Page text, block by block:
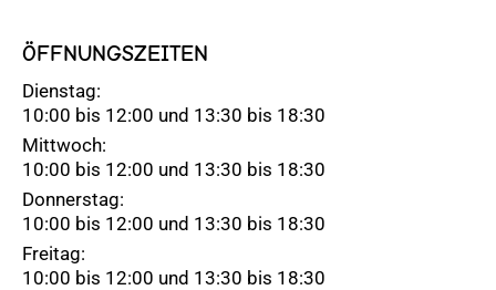
ÖFFNUNGSZEITEN
Dienstag:
10:00 bis 12:00 und 13:30 bis 18:30
Mittwoch:
10:00 bis 12:00 und 13:30 bis 18:30
Donnerstag:
10:00 bis 12:00 und 13:30 bis 18:30
Freitag:
10:00 bis 12:00 und 13:30 bis 18:30